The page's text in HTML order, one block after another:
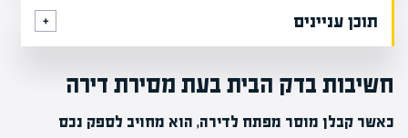
תוכן עניינים
חשיבות בדק הבית בעת מסירת דירה
כאשר קבלן מוסר מפתח לדירה, הוא מחויב לספק נכס